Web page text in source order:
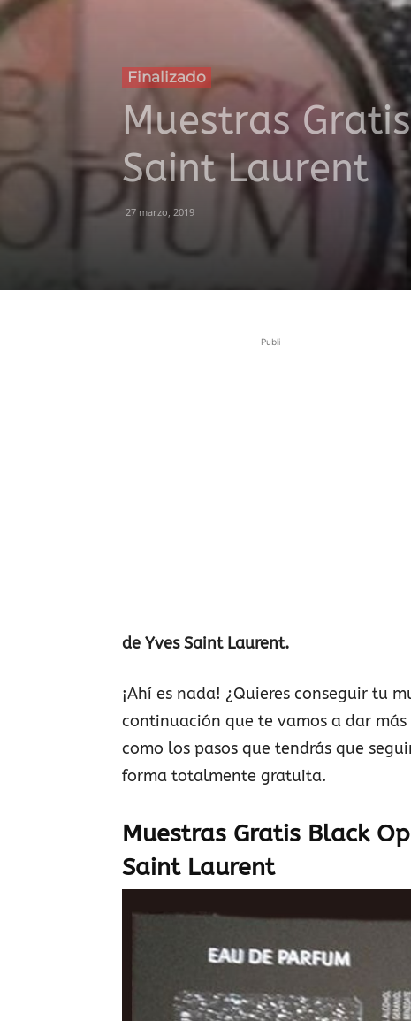
Finalizado
Muestras
Saint Laurent
27 marzo, 2019
Publi
de Yves Saint Laurent.
¡Ahí es nada! ¿Quieres conseguir tu
continuación que te vamos a dar
como los pasos que tendrás que
forma totalmente gratuita.
Muestras Gratis Black
Saint Laurent